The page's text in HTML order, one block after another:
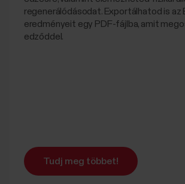
regenerálódásodat. Exportálhatod is az
eredményeit egy PDF-fájlba, amit
edződdel.
Tudj meg többet!